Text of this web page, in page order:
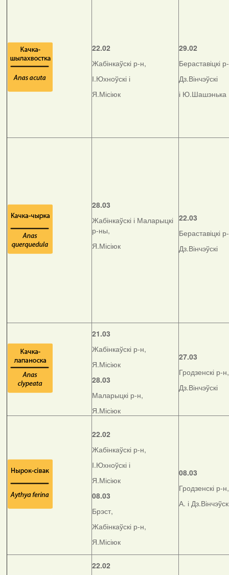
22.02
Жабінкаўскі р-н,
І.Юхноўскі і
Я.Місіюк
29.02
Бераставіцкі
Дз.Вінчэўскі
і Ю.Шашэнька
28.03
Жабінкаўскі і Маларыцкі
р-ны,
Я.Місіюк
22.03
Бераставіцкі
Дз.Вінчэўскі
21.03
Жабінкаўскі р-н,
Я.Місіюк
28.03
Маларыцкі р-н,
Я.Місіюк
27.03
Гродзенскі р-н,
Дз.Вінчэўскі
22.02
Жабінкаўскі р-н,
І.Юхноўскі і
Я.Місіюк
08.03
Брэст,
Жабінкаўскі р-н,
Я.Місіюк
08.03
Гродзенскі р-н,
А. і
22.02